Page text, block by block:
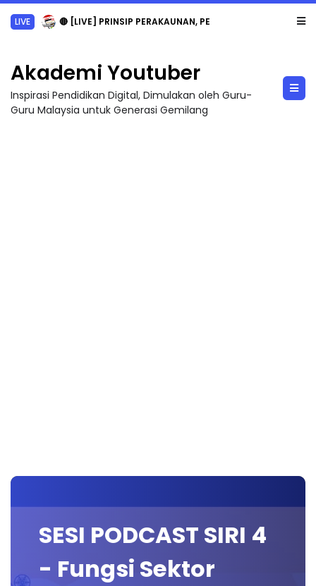
LIVE 🔴 [LIVE] PRINSIP PERAKAUNAN, PECUT SKOR SOALAN 1 TRIAL OLEH CIKGU WAN...
Akademi Youtuber
Inspirasi Pendidikan Digital, Dimulakan oleh Guru-
Guru Malaysia untuk Generasi Gemilang
SESI PODCAST SIRI 4
- Fungsi Sektor